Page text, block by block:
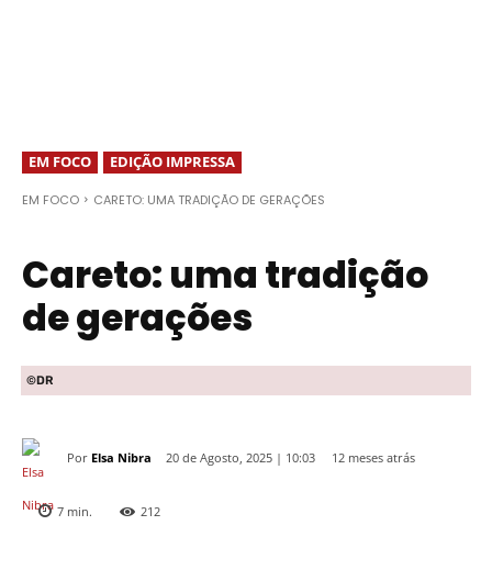
EM FOCO EDIÇÃO IMPRESSA
EM FOCO CARETO: UMA TRADIÇÃO DE GERAÇÕES
Careto: uma tradição
de gerações
©DR
Por Elsa Nibra 20 de Agosto, 2025 | 10:03 12 meses atrás
7 min. 212